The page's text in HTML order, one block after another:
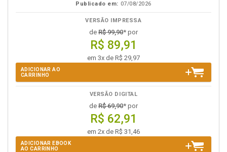
Publicado em: 07/08/2026
VERSÃO IMPRESSA
de R$ 99,90* por
R$ 89,91
em 3x de R$ 29,97
ADICIONAR AO
CARRINHO
VERSÃO DIGITAL
de R$ 69,90* por
R$ 62,91
em 2x de R$ 31,46
ADICIONAR EBOOK
AO CARRINHO